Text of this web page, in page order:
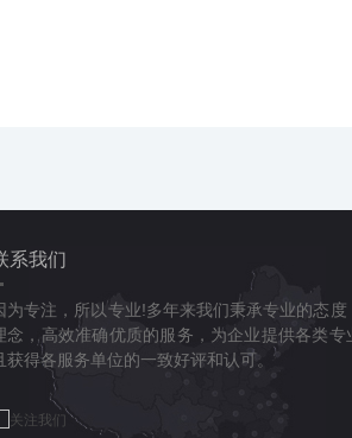
系我们
为专注，所以专业!多年来我们秉承专业的态度
念，高效准确优质的服务，为企业提供各类专
获得各服务单位的一致好评和认可。